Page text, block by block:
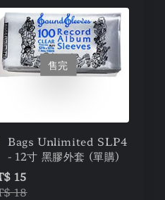
售完
Bags Unlimited SLP4
- 12寸 黑膠外套 (單購)
15
18